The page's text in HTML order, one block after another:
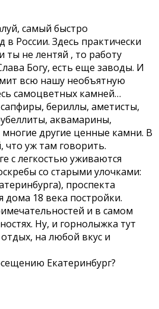
самый быстро
России. Здесь практически
ты не лентяй , то работу
Богу, есть еще заводы. И
всю нашу необъятную
самоцветных камней…
бериллы, аметисты,
аквамарины,
другие ценные камни. В
уж там говорить.
с легкостью уживаются
со старыми улочками:
проспекта
дома 18 века постройки.
и в самом
Ну, и горнолыжка тут
на любой вкус и
Екатеринбург?